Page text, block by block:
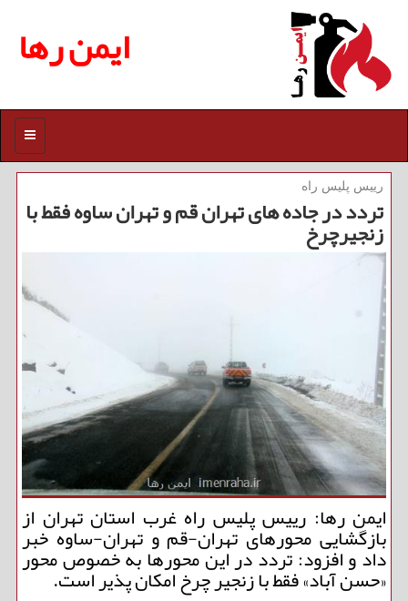
ایمن رها
منو
رییس پلیس راه
تردد در جاده های تهران قم و تهران ساوه فقط با
زنجیرچرخ
ایمن رها: رییس پلیس راه غرب استان تهران از
بازگشایی محورهای تهران-قم و تهران-ساوه خبر
داد و افزود: تردد در این محورها به خصوص محور
«حسن آباد» فقط با زنجیر چرخ امكان پذیر است.